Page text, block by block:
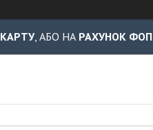
КАРТУ, АБО НА РАХУНОК ФОП